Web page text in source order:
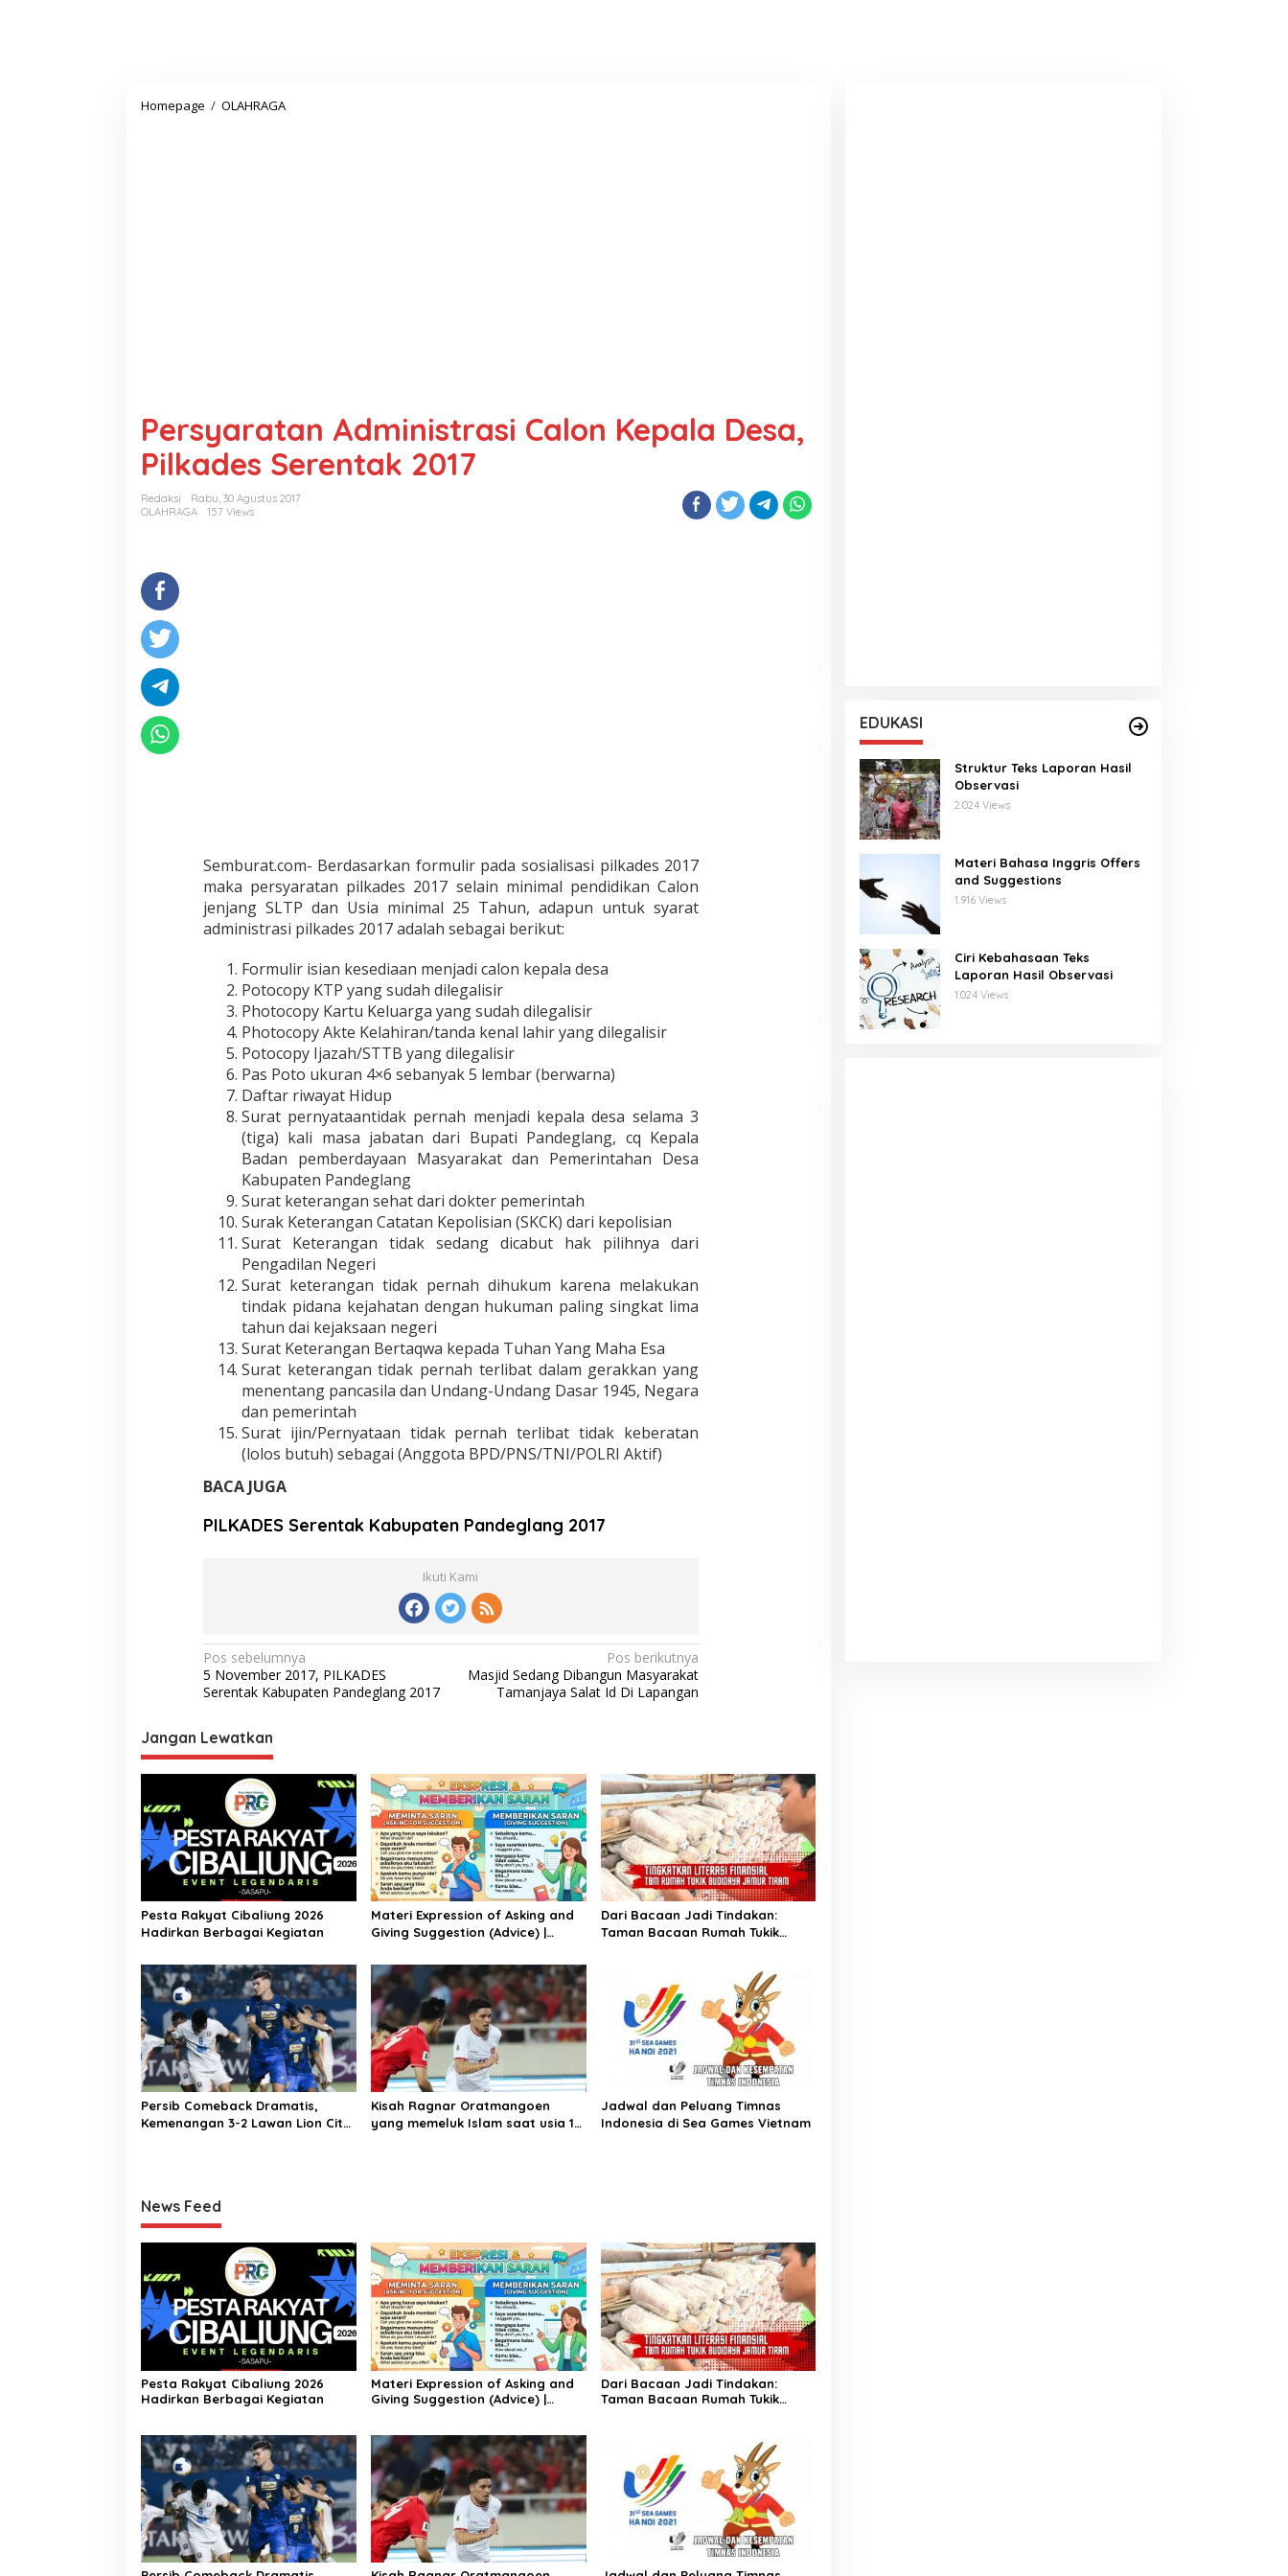
Homepage / OLAHRAGAPersyaratan
Persyaratan Administrasi Calon Kepala Desa,
Pilkades Serentak 2017
Redaksi
Rabu, 30 Agustus 2017
OLAHRAGA
157 Views
Semburat.com- Berdasarkan formulir pada sosialisasi pilkades 2017
maka persyaratan pilkades 2017 selain minimal pendidikan Calon
jenjang SLTP dan Usia minimal 25 Tahun, adapun untuk syarat
administrasi pilkades 2017 adalah sebagai berikut:
Formulir isian kesediaan menjadi calon kepala desa
Potocopy KTP yang sudah dilegalisir
Photocopy Kartu Keluarga yang sudah dilegalisir
Photocopy Akte Kelahiran/tanda kenal lahir yang dilegalisir
Potocopy Ijazah/STTB yang dilegalisir
Pas Poto ukuran 4×6 sebanyak 5 lembar (berwarna)
Daftar riwayat Hidup
Surat pernyataantidak pernah menjadi kepala desa selama 3
(tiga) kali masa jabatan dari Bupati Pandeglang, cq Kepala
Badan pemberdayaan Masyarakat dan Pemerintahan Desa
Kabupaten Pandeglang
Surat keterangan sehat dari dokter pemerintah
Surak Keterangan Catatan Kepolisian (SKCK) dari kepolisian
Surat Keterangan tidak sedang dicabut hak pilihnya dari
Pengadilan Negeri
Surat keterangan tidak pernah dihukum karena melakukan
tindak pidana kejahatan dengan hukuman paling singkat lima
tahun dai kejaksaan negeri
Surat Keterangan Bertaqwa kepada Tuhan Yang Maha Esa
Surat keterangan tidak pernah terlibat dalam gerakkan yang
menentang pancasila dan Undang-Undang Dasar 1945, Negara
dan pemerintah
Surat ijin/Pernyataan tidak pernah terlibat tidak keberatan
(lolos butuh) sebagai (Anggota BPD/PNS/TNI/POLRI Aktif)
BACA JUGA
PILKADES Serentak Kabupaten Pandeglang 2017
Ikuti Kami
Navigasi
pos
Pos sebelumnya
5 November 2017, PILKADES
Serentak Kabupaten Pandeglang 2017
Pos berikutnya
Masjid Sedang Dibangun Masyarakat
Tamanjaya Salat Id Di Lapangan
Jangan Lewatkan
Pesta Rakyat Cibaliung 2026
Hadirkan Berbagai Kegiatan
Materi Expression of Asking and
Giving Suggestion (Advice) |
Dari Bacaan Jadi Tindakan:
Taman Bacaan Rumah Tukik
Persib Comeback Dramatis,
Kemenangan 3-2 Lawan Lion City
Kisah Ragnar Oratmangoen
yang memeluk Islam saat usia 15
Jadwal dan Peluang Timnas
Indonesia di Sea Games Vietnam
News Feed
Pesta Rakyat Cibaliung 2026
Hadirkan Berbagai Kegiatan
Materi Expression of Asking and
Giving Suggestion (Advice) |
Dari Bacaan Jadi Tindakan:
Taman Bacaan Rumah Tukik
EDUKASI
Struktur Teks Laporan Hasil
Observasi
2.024 Views
Materi Bahasa Inggris Offers
and Suggestions
1.916 Views
Ciri Kebahasaan Teks
Laporan Hasil Observasi
1.024 Views